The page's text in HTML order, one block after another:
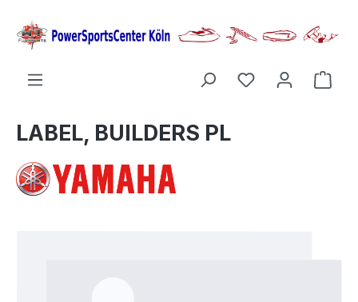
springen
LABEL, BUILDERS PL